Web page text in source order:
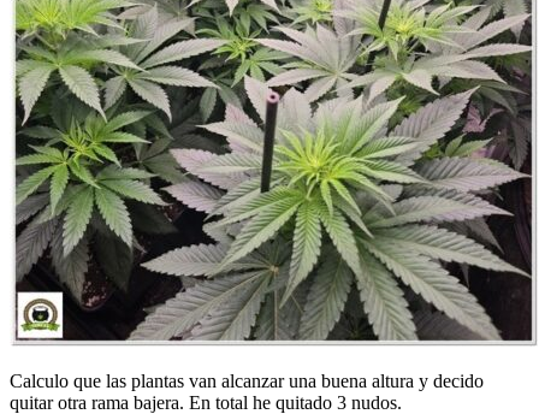
Calculo que las plantas van alcanzar una buena altura y decido
quitar otra rama bajera. En total he quitado 3 nudos.